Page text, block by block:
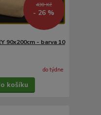
430 Kč
- 26 %
90x200cm - barva 10
do týdne
košíku